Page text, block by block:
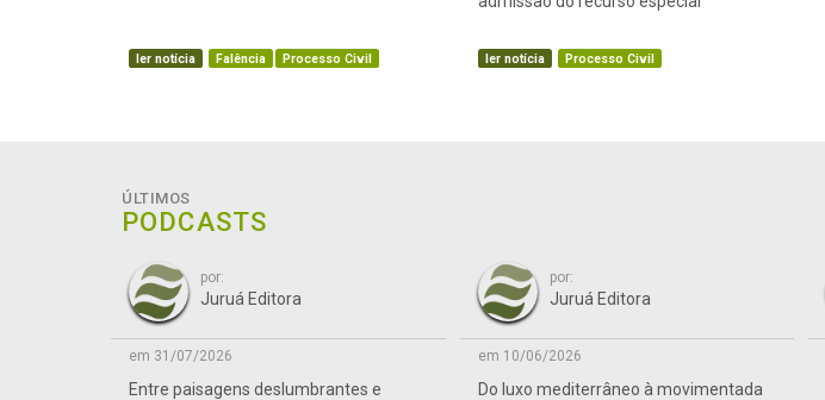
ler notícia Falência Processo Civil ler notícia Processo Civil
ÚLTIMOS
PODCASTS
por:
Juruá Editora
em 31/07/2026
Entre paisagens deslumbrantes e
por:
Juruá Editora
em 10/06/2026
Do luxo mediterrâneo à movimentada